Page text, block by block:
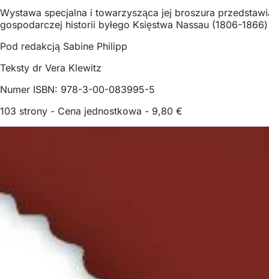
Wystawa specjalna i towarzysząca jej broszura
gospodarczej historii byłego Księstwa Nassau (1806-
Pod redakcją Sabine Philipp
Teksty dr Vera Klewitz
Numer ISBN: 978-3-00-083995-5
103 strony - Cena jednostkowa - 9,80 €